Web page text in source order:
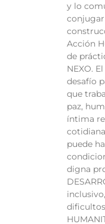
y lo
conjugar
Acción
de
NEXO.
desafío
que
paz,
íntima
puede
digna